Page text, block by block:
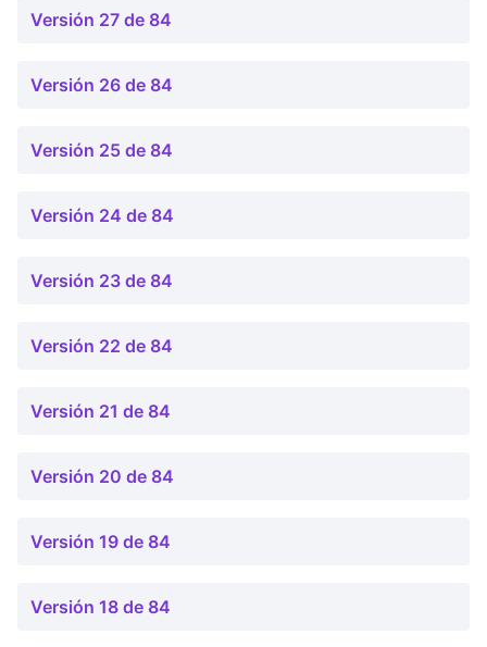
Versión 27 de 84
Versión 26 de 84
Versión 25 de 84
Versión 24 de 84
Versión 23 de 84
Versión 22 de 84
Versión 21 de 84
Versión 20 de 84
Versión 19 de 84
Versión 18 de 84